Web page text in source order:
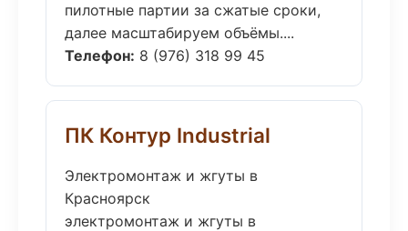
пилотные партии за сжатые сроки,
далее масштабируем объёмы....
Телефон: 8 (976) 318 99 45
ПК Контур Industrial
Электромонтаж и жгуты в
Красноярск
электромонтаж и жгуты в